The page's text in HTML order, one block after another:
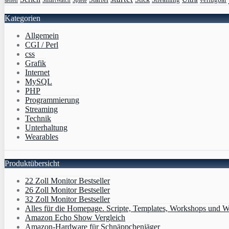
Kategorien
Allgemein
CGI / Perl
css
Grafik
Internet
MySQL
PHP
Programmierung
Streaming
Technik
Unterhaltung
Wearables
Produktübersicht
22 Zoll Monitor Bestseller
26 Zoll Monitor Bestseller
32 Zoll Monitor Bestseller
Alles für die Homepage. Scripte, Templates, Workshops und
Amazon Echo Show Vergleich
Amazon-Hardware für Schnäppchenjäger